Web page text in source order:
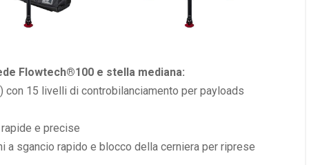
Flowtech®100 e stella mediana:
con 15 livelli di controbilanciamento per payloads
e precise
sgancio rapido e blocco della cerniera per riprese